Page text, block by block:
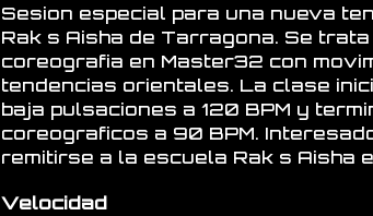
Sesion especial para una nueva
Rak s Aisha de Tarragona. Se
coreografia en Master32 con
tendencias orientales. La clase
baja pulsaciones a 120 BPM y
coreograficos a 90 BPM.
remitirse a la escuela Rak s Aisha
Velocidad